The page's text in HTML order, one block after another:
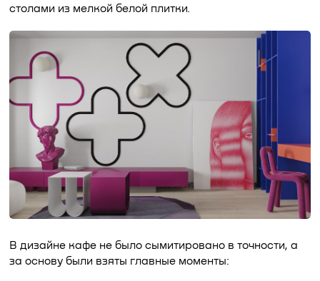
столами из мелкой белой плитки.
В дизайне кафе не было сымитировано в точности, а
за основу были взяты главные моменты: